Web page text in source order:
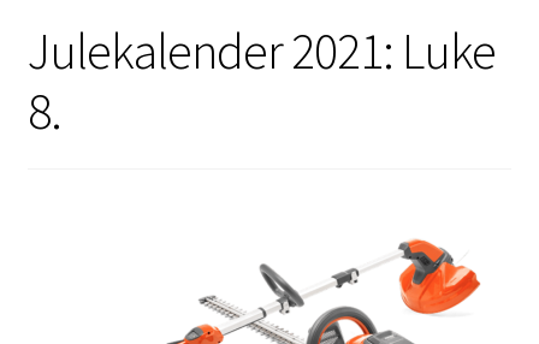
Julekalender 2021: Luke
8.